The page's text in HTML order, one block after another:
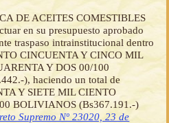
DE ACEITES COMESTIBLES
en su presupuesto aprobado
traspaso intrainstitucional dentro
CINCUENTA Y CINCO MIL
Y DOS 00/100
), haciendo un total de
Y SIETE MIL CIENTO
BOLIVIANOS (Bs367.191.-)
Supremo Nº 23020, 23 de